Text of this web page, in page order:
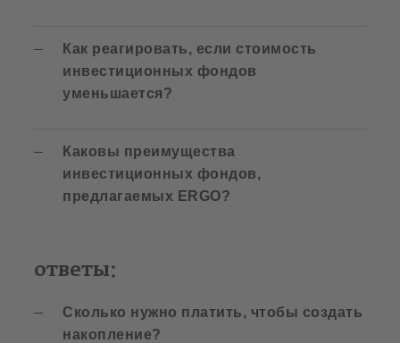
Как реагировать, если стоимость
инвестиционных фондов
уменьшается?
Каковы преимущества
инвестиционных фондов,
предлагаемых ERGO?
ответы:
Сколько нужно платить, чтобы создать
накопление?